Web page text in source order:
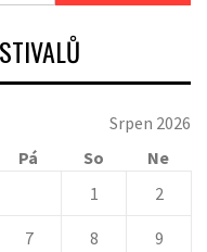
Srpen 2026
Pá So
Ne
1
2
7 8 9